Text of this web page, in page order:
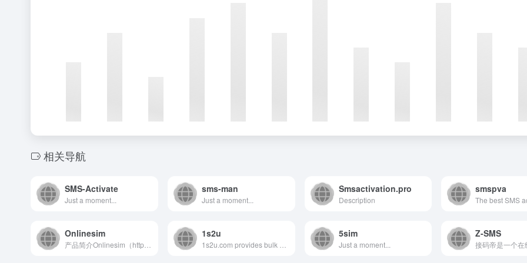
相关导航
SMS-Activate
Just a moment...
sms-man
Just a moment...
Smsactivation.pro
Description
smspva
Onlinesim 1s2u 5sim
Just a moment...
Z-SMS